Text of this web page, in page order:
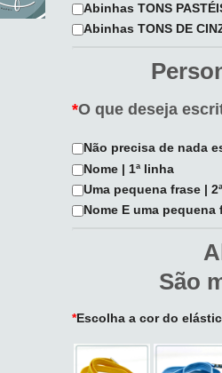
Abinhas TONS
Abinhas TONS DE
*O que deseja
Não precisa de nada
Nome | 1ª linha
Uma pequena frase |
Nome E uma pequena
São
*Escolha a cor do